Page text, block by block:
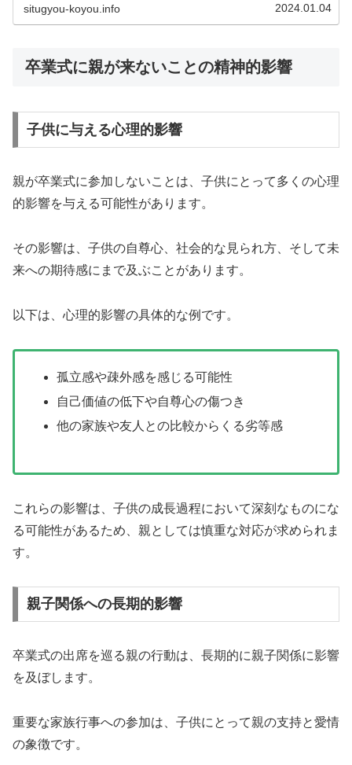
situgyou-koyou.info 2024.01.04
卒業式に親が来ないことの精神的影響
子供に与える心理的影響
親が卒業式に参加しないことは、子供にとって多くの心理
的影響を与える可能性があります。
その影響は、子供の自尊心、社会的な見られ方、そして未
来への期待感にまで及ぶことがあります。
以下は、心理的影響の具体的な例です。
孤立感や疎外感を感じる可能性
自己価値の低下や自尊心の傷つき
他の家族や友人との比較からくる劣等感
これらの影響は、子供の成長過程において深刻なものにな
る可能性があるため、親としては慎重な対応が求められま
す。
親子関係への長期的影響
卒業式の出席を巡る親の行動は、長期的に親子関係に影響
を及ぼします。
重要な家族行事への参加は、子供にとって親の支持と愛情
の象徴です。